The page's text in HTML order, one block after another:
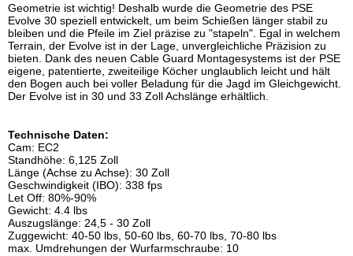
Geometrie ist wichtig! Deshalb wurde die Geometrie des PSE
Evolve 30 speziell entwickelt, um beim Schießen länger stabil zu
bleiben und die Pfeile im Ziel präzise zu "stapeln". Egal in welchem
Terrain, der Evolve ist in der Lage, unvergleichliche Präzision zu
bieten. Dank des neuen Cable Guard Montagesystems ist der PSE
eigene, patentierte, zweiteilige Köcher unglaublich leicht und hält
den Bogen auch bei voller Beladung für die Jagd im Gleichgewicht.
Der Evolve ist in 30 und 33 Zoll Achslänge erhältlich.
Technische Daten:
Cam: EC2
Standhöhe: 6,125 Zoll
Länge (Achse zu Achse): 30 Zoll
Geschwindigkeit (IBO): 338 fps
Let Off: 80%-90%
Gewicht: 4.4 lbs
Auszugslänge: 24,5 - 30 Zoll
Zuggewicht: 40-50 lbs, 50-60 lbs, 60-70 lbs, 70-80 lbs
max. Umdrehungen der Wurfarmschraube: 10